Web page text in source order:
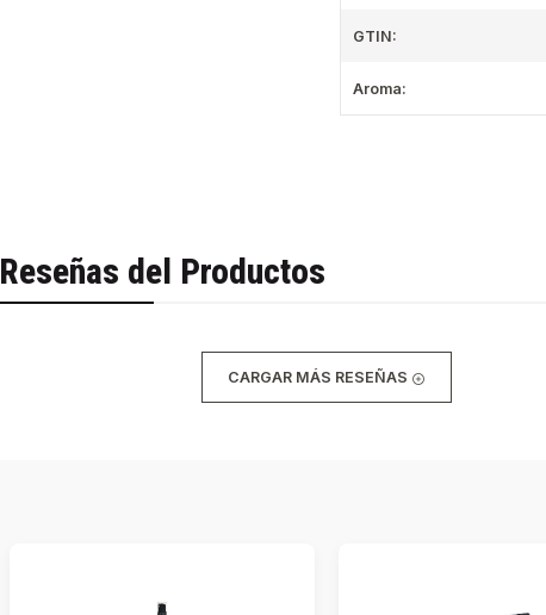
GTIN:
Aroma:
Reseñas del Productos
CARGAR MÁS RESEÑAS